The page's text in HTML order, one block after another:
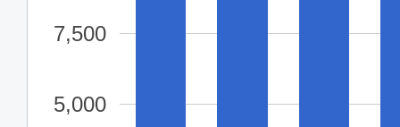
JAL220 06:40
5,000
7,500